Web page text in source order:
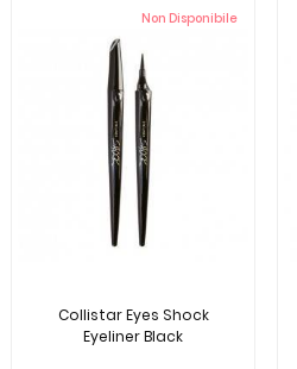
Non Disponibile
Collistar Eyes Shock
Eyeliner Black